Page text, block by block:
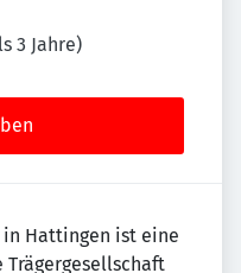
3 Jahre)
Hattingen ist eine